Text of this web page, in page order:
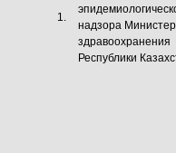
1.
надзора
здравоохранения
Республики